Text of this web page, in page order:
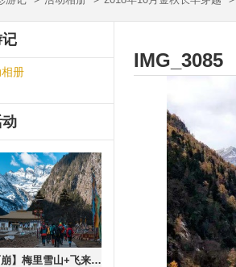
册
【梅里雨崩】梅里雪山+飞来寺+雨崩+冰湖+神瀑6日徒步转山
IMG_3085